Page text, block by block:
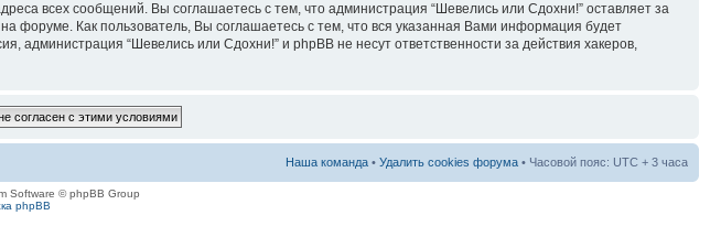
всех сообщений. Вы соглашаетесь с тем, что администрация “Шевелись или Сдохни!” оставляет за
форуме. Как пользователь, Вы соглашаетесь с тем, что вся указанная Вами информация будет
“Шевелись или Сдохни!” и phpBB не несут ответственности за действия хакеров,
Наша команда • Удалить cookies форума • Часовой пояс: UTC + 3 часа
Software © phpBB Group
phpBB